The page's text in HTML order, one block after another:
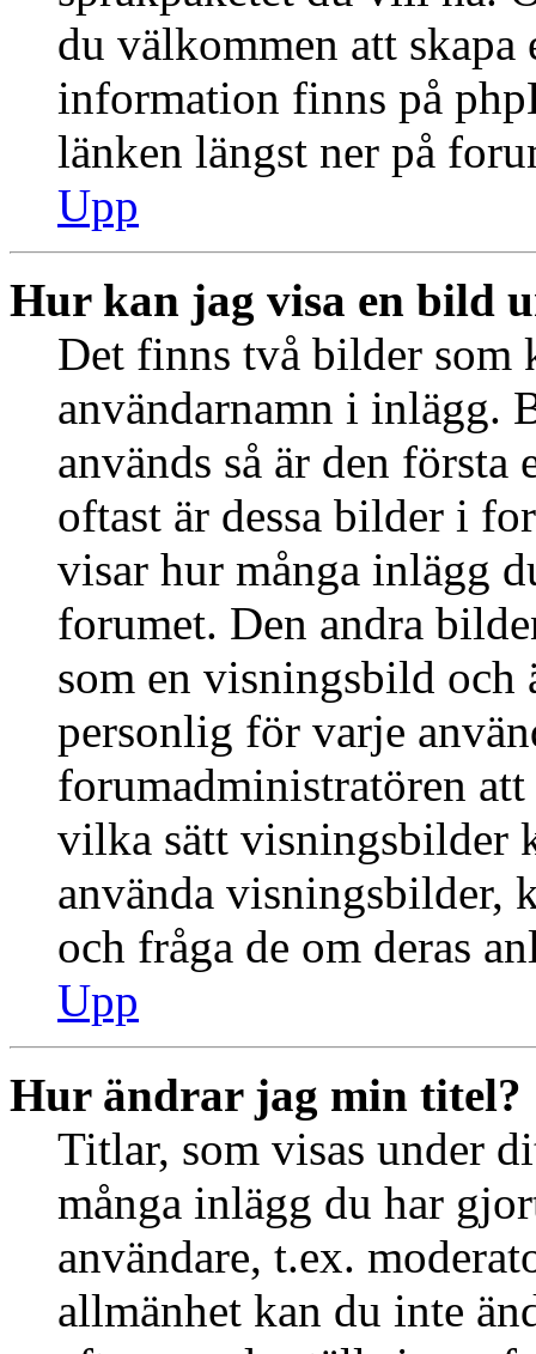
du välkommen att
information finns på
länken längst ner på
Upp
Hur kan jag visa en bild
Det finns två bilder som
användarnamn i inlägg.
används så är den
oftast är dessa bilder i
visar hur många inlägg
forumet. Den andra
som en visningsbild
personlig för varje
forumadministratören
vilka sätt visningsbilder
använda visningsbilder,
och fråga de om deras
Upp
Hur ändrar jag min titel?
Titlar, som visas under
många inlägg du har
användare, t.ex.
allmänhet kan du inte